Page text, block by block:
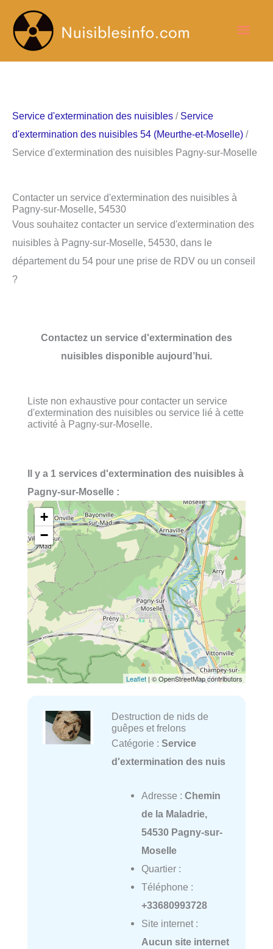
contenu
Service d'extermination des nuisibles / Service
d'extermination des nuisibles 54 (Meurthe-et-Moselle) /
Service d'extermination des nuisibles Pagny-sur-Moselle
Contacter un service d'extermination des nuisibles à
Pagny-sur-Moselle, 54530
Vous souhaitez contacter un service d'extermination des
nuisibles à Pagny-sur-Moselle, 54530, dans le
département du 54 pour une prise de RDV ou un conseil
?
Contactez un service d'extermination des
nuisibles disponible aujourd’hui.
Liste non exhaustive pour contacter un service
d'extermination des nuisibles ou service lié à cette
activité à Pagny-sur-Moselle.
Il y a 1 services d'extermination des nuisibles à
Pagny-sur-Moselle :
+
−
Leaflet | © OpenStreetMap contributors
Destruction de nids de
guêpes et frelons
Catégorie : Service
d'extermination des nuis
Adresse : Chemin
de la Maladrie,
54530 Pagny-sur-
Moselle
Quartier :
Téléphone :
+33680993728
Site internet :
Aucun site internet